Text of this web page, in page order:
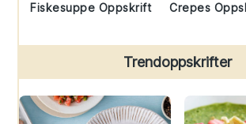
Fiskesuppe Oppskrift Crepes
Trendoppskrifter